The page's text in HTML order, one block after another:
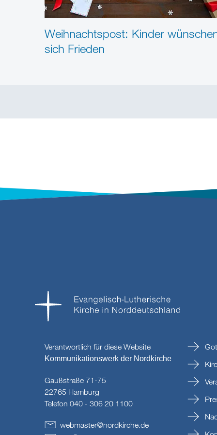
Weihnachtspost: Kinder
sich Frieden
Verantwortlich für diese Website
Kommunikationswerk der Nordkirche
Gaußstraße 71-75
22765 Hamburg
Telefon 040 - 306 20 1100
webmaster@nordkirche.de